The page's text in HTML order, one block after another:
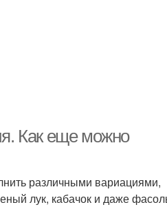
Как еще можно
различными вариациями,
лук, кабачок и даже